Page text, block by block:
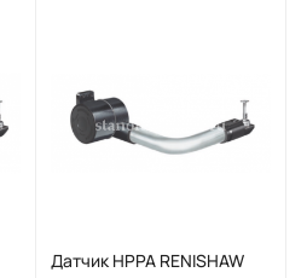
Датчик HPPA RENISHAW